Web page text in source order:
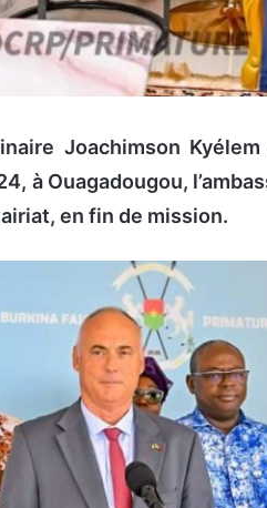
Joachimson
à Ouagadougou,
en fin de mission.